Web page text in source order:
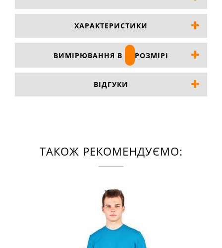
ХАРАКТЕРИСТИКИ
ВИМІРЮВАННЯ В РОЗМІРІ
ВІДГУКИ
ТАКОЖ РЕКОМЕНДУЄМО: